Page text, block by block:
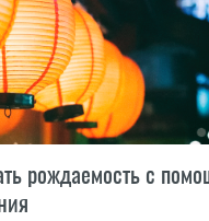
рождаемость с